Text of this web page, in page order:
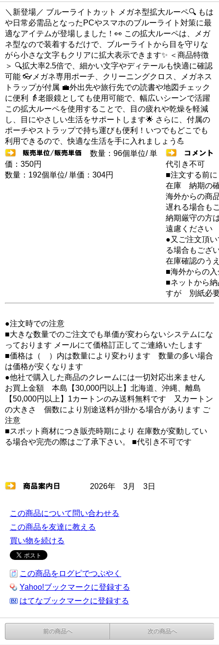
＼新登場／ ブルーライトカット メガネ型拡大ルーペ🔍 もは
や日常必需品となったPCやスマホのブルーライト対策に最
適なアイテムが登場しました！👀 この拡大ルーペは、メガ
ネ型なので装着するだけで、ブルーライトから目を守りな
がら小さな文字もクリアに拡大表示できます✨ ＜商品特徴
＞ 🔍拡大率2.5倍で、細かい文字やディテールも快適に確認
可能 👓メガネ専用ポーチ、クリーニングクロス、メガネス
トラップが付属 💼外出先や旅行先での読書や地図チェック
に便利 👵老眼鏡としても使用可能で、幅広いシーンで活躍
この拡大ルーペを使用することで、目の疲れや乾燥を軽減
し、目にやさしい生活をサポートします🌟 さらに、付属の
ポーチやストラップで持ち運びも便利！いつでもどこでも
利用できるので、快適な生活を手に入れましょう💪
数量：96個単位/ 単
価：350円
数量：192個単位/ 単価：304円
代引き不可
■注文する前に
在庫 納期の
海外からの商
遅れる場合も
納期厳守の方
遠慮ください
●又ご注文頂
る場合もござ
在庫確認のう
■海外からの
■ネットから
すが 別紙必
●注文時での注意
■大きな数量でのご注文でも単価が変わらないシステムにな
っております メールにて価格訂正してご連絡いたします
■価格は（ ）内は数量により変わります 数量の多い場合
は価格が安くなります
●他社で購入した商品のクレームには一切対応出来ません
お買上金額 本島【30,000円以上】北海道、沖縄、離島
【50,000円以上】1カートンのみ送料無料です 又カートン
の大きさ 個数により別途送料が掛かる場合があります ご
注意
■スポット商材につき販売時期により 在庫数が変動してい
る場合や完売の際はご了承下さい。 ■代引き不可です
2026年 3月 3日
この商品について問い合わせる
この商品を友達に教える
買い物を続ける
この商品をログピでつぶやく
Yahoo!ブックマークに登録する
はてなブックマークに登録する
前の商品へ 次の商品へ